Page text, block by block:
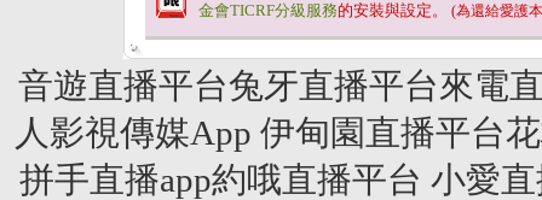
金會TICRF分級服務的安裝與設定。 (為還給愛護
音遊直播平台兔牙直播平台來電
人影視傳媒App 伊甸園直播平台
拼手直播app約哦直播平台 小愛